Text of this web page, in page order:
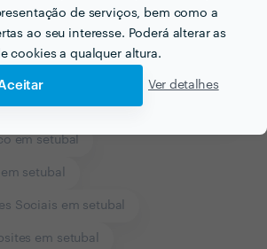
de serviços, bem como a
ao seu interesse. Poderá alterar as
cookies a qualquer altura.
Ver detalhes
Design Gráfico em setubal
em setubal
setubal
Sociais em setubal
em setubal